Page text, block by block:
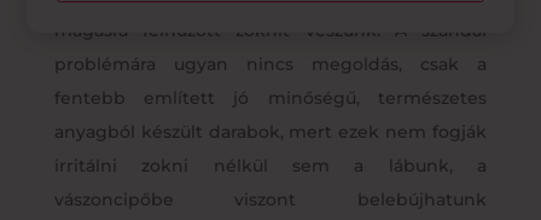
magasra felhúzott zoknit veszünk. A szandál
problémára ugyan nincs megoldás, csak a
fentebb említett jó minőségű, természetes
anyagból készült darabok, mert ezek nem fogják
irritálni zokni nélkül sem a lábunk, a
vászoncipőbe viszont belebújhatunk